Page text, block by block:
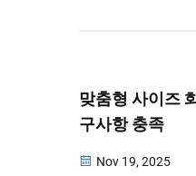
맞춤형 사이즈
구사항 충족
Nov 19, 2025